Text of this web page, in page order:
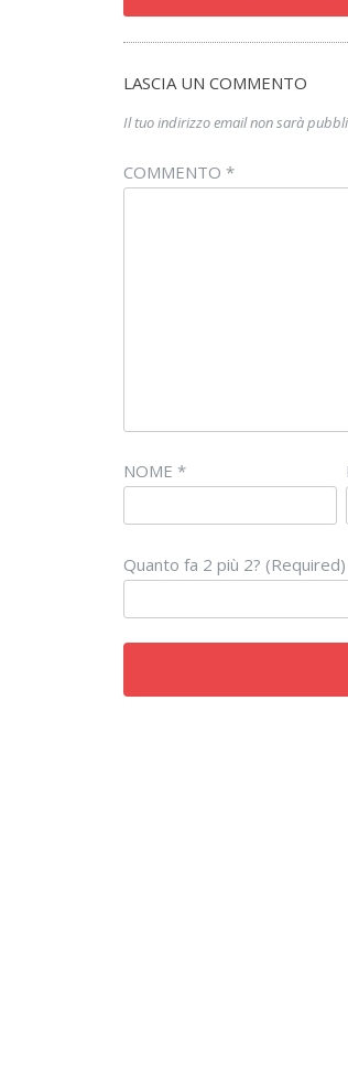
navigation
LASCIA UN COMMENTO
Il tuo indirizzo email non sarà
COMMENTO *
NOME *
Quanto fa 2 più 2? (Required)